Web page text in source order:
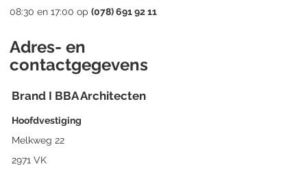
08:30 en 17:00 op (078) 691 92 11
Adres- en
contactgegevens
Brand I BBA Architecten
Hoofdvestiging
Melkweg 22
2971 VK